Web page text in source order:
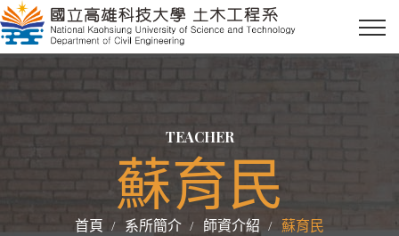
TEACHER
蘇育民
首頁 系所簡介 師資介紹 蘇育民